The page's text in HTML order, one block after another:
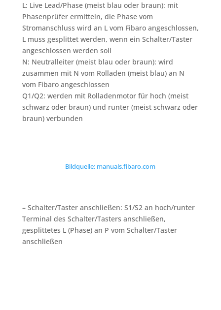
L: Live Lead/Phase (meist blau oder braun): mit
Phasenprüfer ermitteln, die Phase vom
Stromanschluss wird an L vom Fibaro angeschlossen,
L muss gesplittet werden, wenn ein Schalter/Taster
angeschlossen werden soll
N: Neutralleiter (meist blau oder braun): wird
zusammen mit N vom Rolladen (meist blau) an N
vom Fibaro angeschlossen
Q1/Q2: werden mit Rolladenmotor für hoch (meist
schwarz oder braun)und runter (meist schwarz oder
braun) verbunden
Bildquelle: manuals.fibaro.com
– Schalter/Taster anschließen: S1/S2 an hoch/runter
Terminal des Schalter/Tasters anschließen,
gesplittetes L (Phase) an P vom Schalter/Taster
anschließen